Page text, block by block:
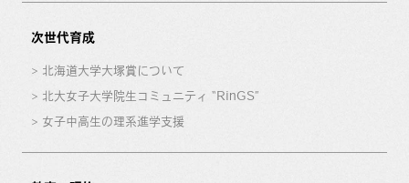
次世代育成
北海道大学大塚賞について
北大女子大学院生コミュニティ “RinGS”
女子中高生の理系進学支援